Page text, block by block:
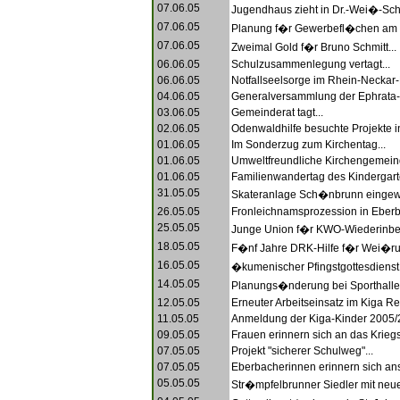
07.06.05
Jugendhaus zieht in Dr.-Wei�-
07.06.05
Planung f�r Gewerbefl�chen
07.06.05
Zweimal Gold f�r Bruno Schmitt...
06.06.05
Schulzusammenlegung vertagt...
06.06.05
Notfallseelsorge im Rhein-
04.06.05
Generalversammlung der
03.06.05
Gemeinderat tagt...
02.06.05
Odenwaldhilfe besuchte Projekte
01.06.05
Im Sonderzug zum Kirchentag...
01.06.05
Umweltfreundliche
01.06.05
Familienwandertag des
31.05.05
Skateranlage Sch�nbrunn
26.05.05
Fronleichnamsprozession in
25.05.05
Junge Union f�r KWO-
18.05.05
F�nf Jahre DRK-Hilfe f�r
16.05.05
�kumenischer
14.05.05
Planungs�nderung bei
12.05.05
Erneuter Arbeitseinsatz im Kiga
11.05.05
Anmeldung der Kiga-Kinder 2005/
09.05.05
Frauen erinnern sich an das
07.05.05
Projekt "sicherer Schulweg"...
07.05.05
Eberbacherinnen erinnern sich
05.05.05
Str�mpfelbrunner Siedler mit